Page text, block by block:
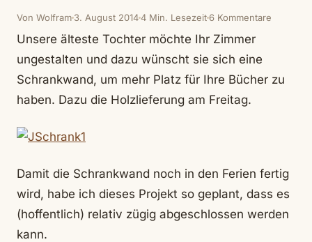
Von Wolfram 3. August 20144 Min. Lesezeit6 Kommentare
Unsere älteste Tochter möchte Ihr Zimmer
ungestalten und dazu wünscht sie sich eine
Schrankwand, um mehr Platz für Ihre Bücher zu
haben. Dazu die Holzlieferung am Freitag.
Damit die Schrankwand noch in den Ferien fertig
wird, habe ich dieses Projekt so geplant, dass es
(hoffentlich) relativ zügig abgeschlossen werden
kann.